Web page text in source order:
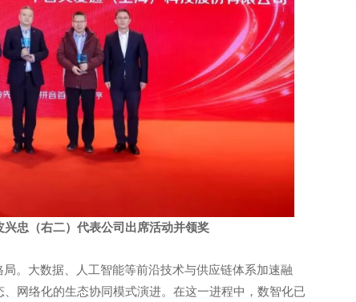
忠（右二）代表公司出席活动并领奖
。大数据、人工智能等前沿技术与供应链体系加速融
网络化的生态协同模式演进。在这一进程中，数智化已